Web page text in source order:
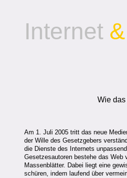
Internet &
Wie
Am 1. Juli 2005 tritt das neue
der Wille des Gesetzgebers
die Dienste des Internets
Gesetzesautoren bestehe das Web
Massenblätter. Dabei liegt eine
schüren, indem laufend über